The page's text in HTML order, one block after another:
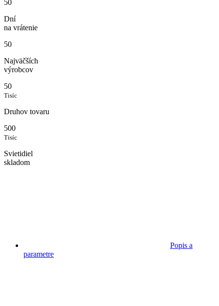
50
Dní
na vrátenie
50
Najväčších
výrobcov
50
Tisíc
Druhov tovaru
500
Tisíc
Svietidiel
skladom
Popis a
parametre